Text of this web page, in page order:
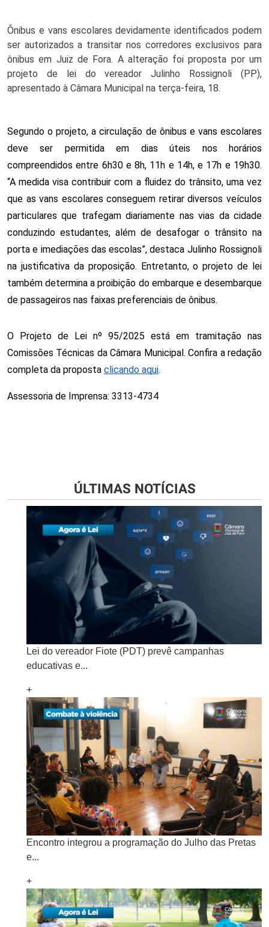
Ônibus e vans escolares devidamente identificados podem
ser autorizados a transitar nos corredores exclusivos para
ônibus em Juiz de Fora. A alteração foi proposta por um
projeto de lei do vereador Julinho Rossignoli (PP),
apresentado à Câmara Municipal na terça-feira, 18.
Segundo o projeto, a circulação de ônibus e vans escolares
deve ser permitida em dias úteis nos horários
compreendidos entre 6h30 e 8h, 11h e 14h, e 17h e 19h30.
“A medida visa contribuir com a fluidez do trânsito, uma vez
que as vans escolares conseguem retirar diversos veículos
particulares que trafegam diariamente nas vias da cidade
conduzindo estudantes, além de desafogar o trânsito na
porta e imediações das escolas”, destaca Julinho Rossignoli
na justificativa da proposição. Entretanto, o projeto de lei
também determina a proibição do embarque e desembarque
de passageiros nas faixas preferenciais de ônibus.
O Projeto de Lei nº 95/2025 está em tramitação nas
Comissões Técnicas da Câmara Municipal. Confira a redação
completa da proposta clicando aqui.
Assessoria de Imprensa: 3313-4734
ÚLTIMAS NOTÍCIAS
Lei do vereador Fiote (PDT) prevê campanhas
educativas e...
+
Encontro integrou a programação do Julho das Pretas
e...
+